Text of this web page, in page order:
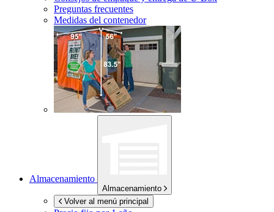
Preguntas frecuentes
Medidas del contenedor
Almacenamiento
Almacenamiento
Volver al menú principal